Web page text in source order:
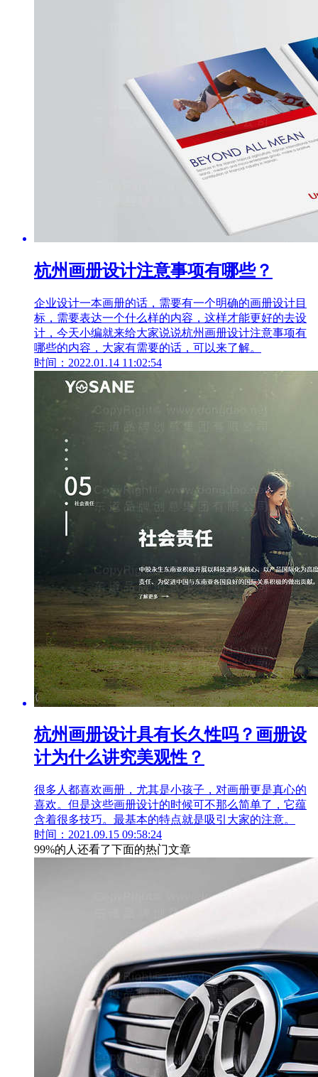
杭州画册设计注意事项有哪些？
企业设计一本画册的话，需要有一个明确的画册设计目
标，需要表达一个什么样的内容，这样才能更好的去设
计，今天小编就来给大家说说杭州画册设计注意事项有
哪些的内容，大家有需要的话，可以来了解。
时间：2022.01.14 11:02:54
杭州画册设计具有长久性吗？画册设
计为什么讲究美观性？
很多人都喜欢画册，尤其是小孩子，对画册更是真心的
喜欢。但是这些画册设计的时候可不那么简单了，它蕴
含着很多技巧。最基本的特点就是吸引大家的注意。
时间：2021.09.15 09:58:24
99%的人还看了下面的热门文章